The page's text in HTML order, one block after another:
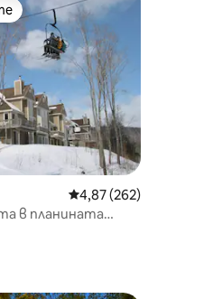
Средна оценка: 4,87
4,87 (262)
в планината